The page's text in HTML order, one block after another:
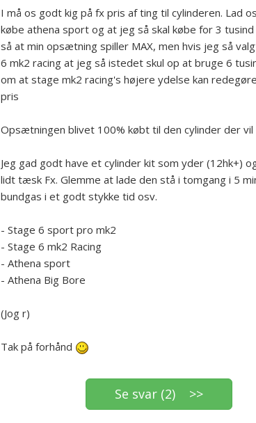
I må os godt kig på fx pris af ting til cylinderen. Lad
købe athena sport og at jeg så skal købe for 3
så at min opsætning spiller MAX, men hvis jeg så
6 mk2 racing at jeg så istedet skul op at bruge 6
om at stage mk2 racing's højere ydelse kan
pris
Opsætningen blivet 100% købt til den cylinder der
Jeg gad godt have et cylinder kit som yder (12hk+)
lidt tæsk Fx. Glemme at lade den stå i tomgang i 5
bundgas i et godt stykke tid osv.
- Stage 6 sport pro mk2
- Stage 6 mk2 Racing
- Athena sport
- Athena Big Bore
(Jog r)
Tak på forhånd
Se svar (2) >>